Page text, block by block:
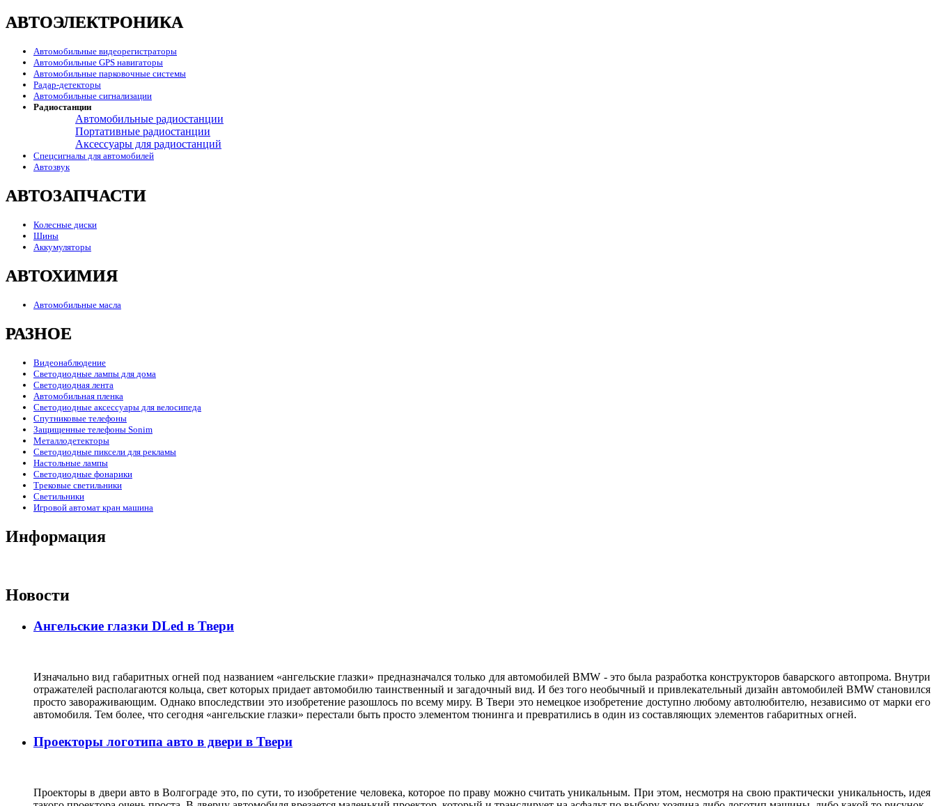
АВТОЭЛЕКТРОНИКА
Автомобильные видеорегистраторы
Автомобильные GPS навигаторы
Автомобильные парковочные системы
Радар-детекторы
Автомобильные сигнализации
Радиостанции
Автомобильные радиостанции
Портативные радиостанции
Аксессуары для радиостанций
Спецсигналы для автомобилей
Автозвук
АВТОЗАПЧАСТИ
Колесные диски
Шины
Аккумуляторы
АВТОХИМИЯ
Автомобильные масла
РАЗНОЕ
Видеонаблюдение
Светодиодные лампы для дома
Светодиодная лента
Автомобильная пленка
Светодиодные аксессуары для велосипеда
Спутниковые телефоны
Защищенные телефоны Sonim
Металлодетекторы
Светодиодные пиксели для рекламы
Настольные лампы
Светодиодные фонарики
Трековые светильники
Светильники
Игровой автомат кран машина
Информация
Новости
Ангельские глазки DLed в Твери
Изначально вид габаритных огней под названием «ангельские глазки» предназначался только для автомобилей BMW - это была разработка конструкторов баварского автопрома. Внутри
отражателей располагаются кольца, свет которых придает автомобилю таинственный и загадочный вид. И без того необычный и привлекательный дизайн автомобилей BMW становился
просто завораживающим. Однако впоследствии это изобретение разошлось по всему миру. В Твери это немецкое изобретение доступно любому автолюбителю, независимо от марки его
автомобиля. Тем более, что сегодня «ангельские глазки» перестали быть просто элементом тюнинга и превратились в один из составляющих элементов габаритных огней.
Проекторы логотипа авто в двери в Твери
Проекторы в двери авто в Волгограде это, по сути, то изобретение человека, которое по праву можно считать уникальным. При этом, несмотря на свою практически уникальность, идея